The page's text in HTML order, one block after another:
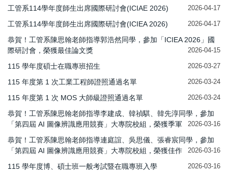
工管系114學年度師生出席國際研討會(ICIAE 2026) 2026-04-17
工管系114學年度師生出席國際研討會(ICIEA 2026) 2026-04-17
恭賀！工管系陳思翰老師指導郭浩然同學，參加「ICIEA 2026」國
際研討會，榮獲最佳論文獎
2026-04-15
115 學年度碩士在職專班招生 2026-03-27
115 年度第 1 次工業工程師證照通過名單 2026-03-24
115 年度第 1 次 MOS 大師級證照通過名單 2026-03-24
恭賀！工管系陳思翰老師指導李建成、韓禎騏、韓先淳同學，參加
「第四屆 AI 圖像辨識應用競賽」大專院校組，榮獲季軍
2026-03-16
恭賀！工管系陳思翰老師指導連庭誼、吳思儀、張睿宸同學，參加
「第四屆 AI 圖像辨識應用競賽」大專院校組，榮獲佳作
2026-03-16
115 學年度博、碩士班一般考試暨在職專班入學 2026-03-16